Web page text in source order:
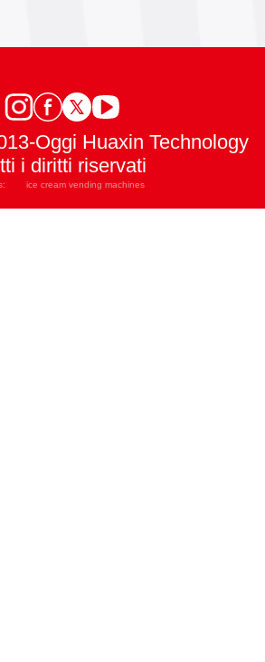
Oggi Huaxin Technology
i diritti riservati
ice cream vending machines